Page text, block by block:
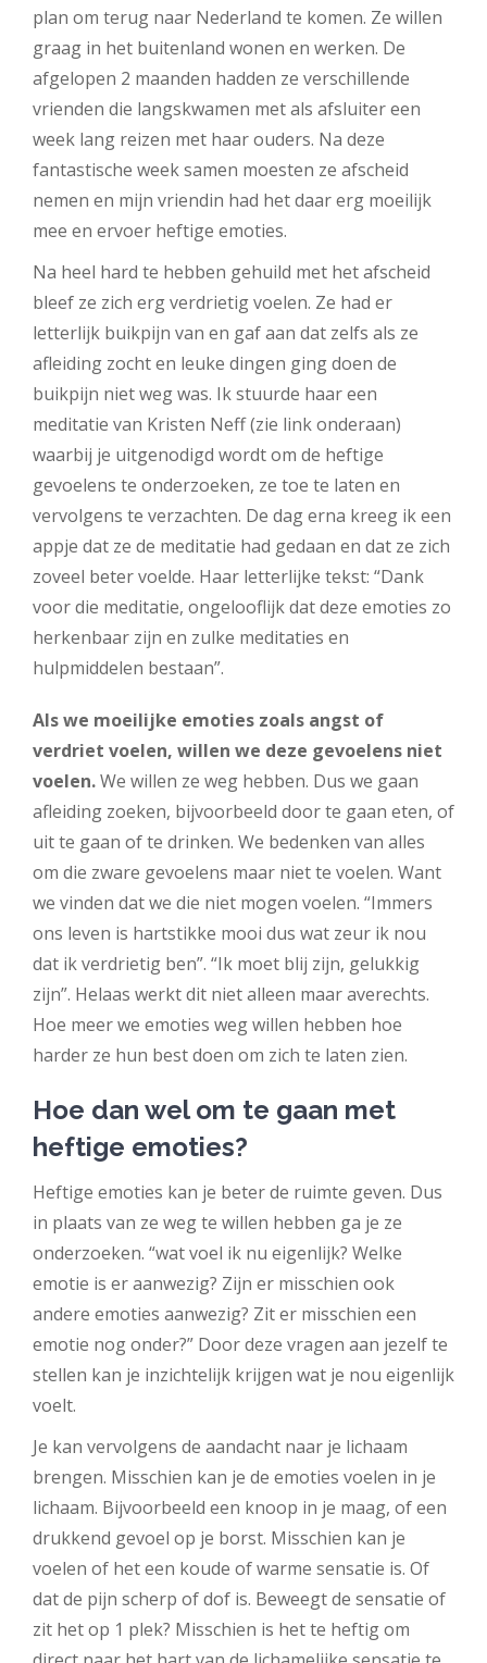
plan om terug naar Nederland te komen. Ze willen
graag in het buitenland wonen en werken. De
afgelopen 2 maanden hadden ze verschillende
vrienden die langskwamen met als afsluiter een
week lang reizen met haar ouders. Na deze
fantastische week samen moesten ze afscheid
nemen en mijn vriendin had het daar erg moeilijk
mee en ervoer heftige emoties.
Na heel hard te hebben gehuild met het afscheid
bleef ze zich erg verdrietig voelen. Ze had er
letterlijk buikpijn van en gaf aan dat zelfs als ze
afleiding zocht en leuke dingen ging doen de
buikpijn niet weg was. Ik stuurde haar een
meditatie van Kristen Neff (zie link onderaan)
waarbij je uitgenodigd wordt om de heftige
gevoelens te onderzoeken, ze toe te laten en
vervolgens te verzachten. De dag erna kreeg ik een
appje dat ze de meditatie had gedaan en dat ze zich
zoveel beter voelde. Haar letterlijke tekst: “Dank
voor die meditatie, ongelooflijk dat deze emoties zo
herkenbaar zijn en zulke meditaties en
hulpmiddelen bestaan”.
Als we moeilijke emoties zoals angst of
verdriet voelen, willen we deze gevoelens niet
voelen.We willen ze weg hebben. Dus we gaan
afleiding zoeken, bijvoorbeeld door te gaan eten, of
uit te gaan of te drinken. We bedenken van alles
om die zware gevoelens maar niet te voelen. Want
we vinden dat we die niet mogen voelen. “Immers
ons leven is hartstikke mooi dus wat zeur ik nou
dat ik verdrietig ben”. “Ik moet blij zijn, gelukkig
zijn”. Helaas werkt dit niet alleen maar averechts.
Hoe meer we emoties weg willen hebben hoe
harder ze hun best doen om zich te laten zien.
Hoe dan wel om te gaan met
heftige emoties?
Heftige emoties kan je beter de ruimte geven. Dus
in plaats van ze weg te willen hebben ga je ze
onderzoeken. “wat voel ik nu eigenlijk? Welke
emotie is er aanwezig? Zijn er misschien ook
andere emoties aanwezig? Zit er misschien een
emotie nog onder?” Door deze vragen aan jezelf te
stellen kan je inzichtelijk krijgen wat je nou eigenlijk
voelt.
Je kan vervolgens de aandacht naar je lichaam
brengen. Misschien kan je de emoties voelen in je
lichaam. Bijvoorbeeld een knoop in je maag, of een
drukkend gevoel op je borst. Misschien kan je
voelen of het een koude of warme sensatie is. Of
dat de pijn scherp of dof is. Beweegt de sensatie of
zit het op 1 plek? Misschien is het te heftig om